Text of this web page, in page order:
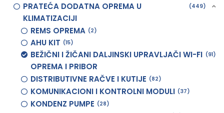
PRATEĆA DODATNA OPREMA U
KLIMATIZACIJI
449
REMS OPREMA 2
AHU KIT 15
BEŽIČNI I ŽIČANI DALJINSKI UPRAVLJAČI WI-FI
OPREMA I PRIBOR
91
DISTRIBUTIVNE RAČVE I KUTIJE 82
KOMUNIKACIONI I KONTROLNI MODULI 37
KONDENZ PUMPE 28